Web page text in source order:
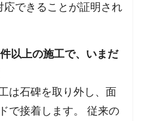
応できることが証明され
以上の施工で、いまだ
は石碑を取り外し、面
で接着します。 従来の